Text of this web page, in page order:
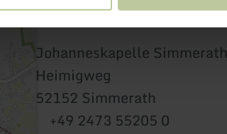
Johanneskapelle Simmerath
Heimigweg
52152 Simmerath
+49 2473 55205 0